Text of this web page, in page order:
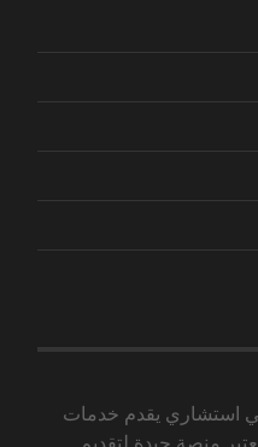
استشاري يقدم خدمات
منصة جيدة لتقديم